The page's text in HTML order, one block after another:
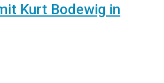
Kurt Bodewig in